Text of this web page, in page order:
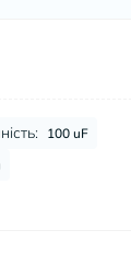
100 uF